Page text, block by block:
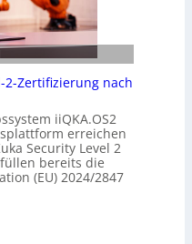
2-Zertifizierung nach
iiQKA.OS2
erreichen
Security Level 2
bereits die
(EU) 2024/2847